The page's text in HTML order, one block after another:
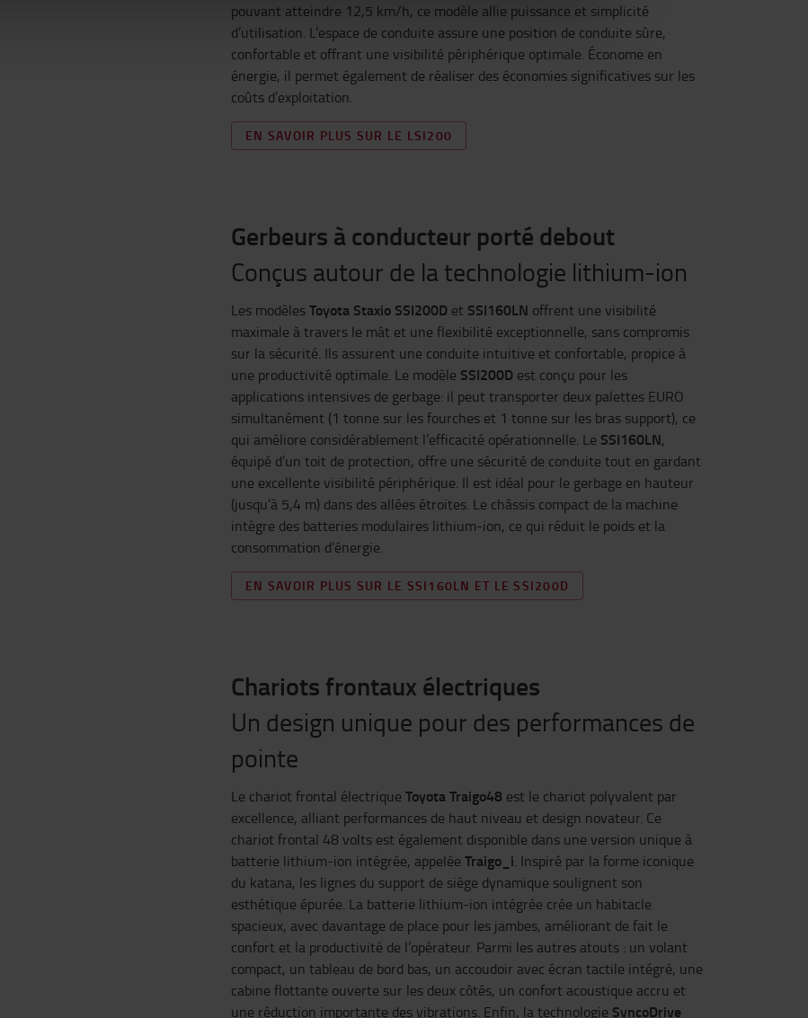
pouvant atteindre 12,5 km/h, ce modèle allie puissance et simplicité
d’utilisation. L’espace de conduite assure une position de conduite sûre,
confortable et offrant une visibilité périphérique optimale. Économe en
énergie, il permet également de réaliser des économies significatives sur les
coûts d’exploitation.
EN SAVOIR PLUS SUR LE LSI200
Gerbeurs à conducteur porté debout
Conçus autour de la technologie lithium-ion
Les modèlesToyota Staxio SSI200D et SSI160LN offrent une visibilité
maximale à travers le mât et une flexibilité exceptionnelle, sans compromis
sur la sécurité. Ils assurent une conduite intuitive et confortable, propice à
une productivité optimale. Le modèle SSI200D est conçu pour les
applications intensives de gerbage: il peut transporter deux palettes EURO
simultanément (1 tonne sur les fourches et 1 tonne sur les bras support), ce
qui améliore considérablement l’efficacité opérationnelle. Le SSI160LN,
équipé d’un toit de protection, offre une sécurité de conduite tout en gardant
une excellente visibilité périphérique. Il est idéal pour le gerbage en hauteur
(jusqu’à 5,4 m) dans des allées étroites. Le châssis compact de la machine
intègre des batteries modulaires lithium-ion, ce qui réduit le poids et la
consommation d’énergie.
EN SAVOIR PLUS SUR LE SSI160LN ET LE SSI200D
Chariots frontaux électriques
Un design unique pour des performances de
pointe
Le chariot frontal électrique Toyota Traigo48 est le chariot polyvalent par
excellence, alliant performances de haut niveau et design novateur. Ce
chariot frontal 48 volts est également disponible dans une version unique à
batterie lithium-ion intégrée, appelée Traigo_i. Inspiré par la forme iconique
du katana, les lignes du support de siège dynamique soulignent son
esthétique épurée. La batterie lithium-ion intégrée crée un habitacle
spacieux, avec davantage de place pour les jambes, améliorant de fait le
confort et la productivité de l’opérateur. Parmi les autres atouts : un volant
compact, un tableau de bord bas, un accoudoir avec écran tactile intégré, une
cabine flottante ouverte sur les deux côtés, un confort acoustique accru et
une réduction importante des vibrations. Enfin, la technologie SyncoDrive